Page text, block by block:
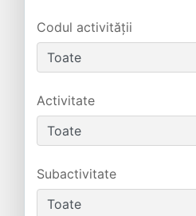
Codul activității
Activitate
Subactivitate